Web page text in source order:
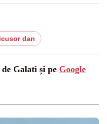
dan
Galati și pe Google